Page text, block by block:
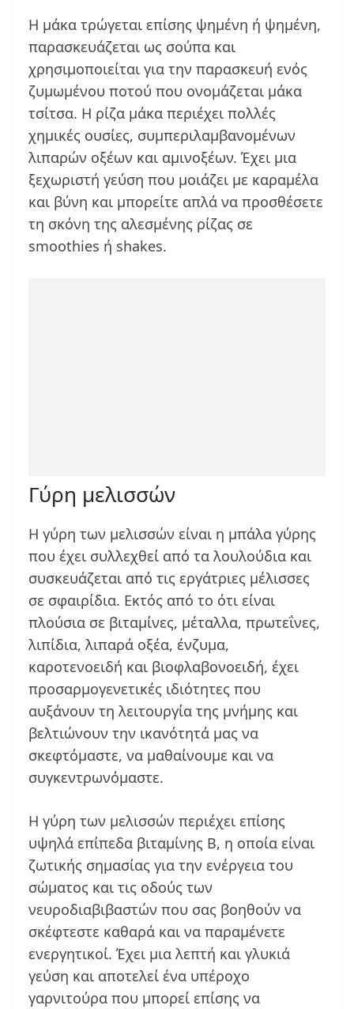
Η μάκα τρώγεται επίσης ψημένη ή ψημένη,
παρασκευάζεται ως σούπα και
χρησιμοποιείται για την παρασκευή ενός
ζυμωμένου ποτού που ονομάζεται μάκα
τσίτσα. Η ρίζα μάκα περιέχει πολλές
χημικές ουσίες, συμπεριλαμβανομένων
λιπαρών οξέων και αμινοξέων. Έχει μια
ξεχωριστή γεύση που μοιάζει με καραμέλα
και βύνη και μπορείτε απλά να προσθέσετε
τη σκόνη της αλεσμένης ρίζας σε
smoothies ή shakes.
Γύρη μελισσών
Η γύρη των μελισσών είναι η μπάλα γύρης
που έχει συλλεχθεί από τα λουλούδια και
συσκευάζεται από τις εργάτριες μέλισσες
σε σφαιρίδια. Εκτός από το ότι είναι
πλούσια σε βιταμίνες, μέταλλα, πρωτεΐνες,
λιπίδια, λιπαρά οξέα, ένζυμα,
καροτενοειδή και βιοφλαβονοειδή, έχει
προσαρμογενετικές ιδιότητες που
αυξάνουν τη λειτουργία της μνήμης και
βελτιώνουν την ικανότητά μας να
σκεφτόμαστε, να μαθαίνουμε και να
συγκεντρωνόμαστε.
Η γύρη των μελισσών περιέχει επίσης
υψηλά επίπεδα βιταμίνης Β, η οποία είναι
ζωτικής σημασίας για την ενέργεια του
σώματος και τις οδούς των
νευροδιαβιβαστών που σας βοηθούν να
σκέφτεστε καθαρά και να παραμένετε
ενεργητικοί. Έχει μια λεπτή και γλυκιά
γεύση και αποτελεί ένα υπέροχο
γαρνιτούρα που μπορεί επίσης να